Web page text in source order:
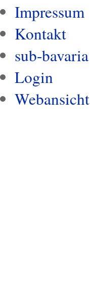
Impressum
Kontakt
sub-bavaria
Login
Webansicht